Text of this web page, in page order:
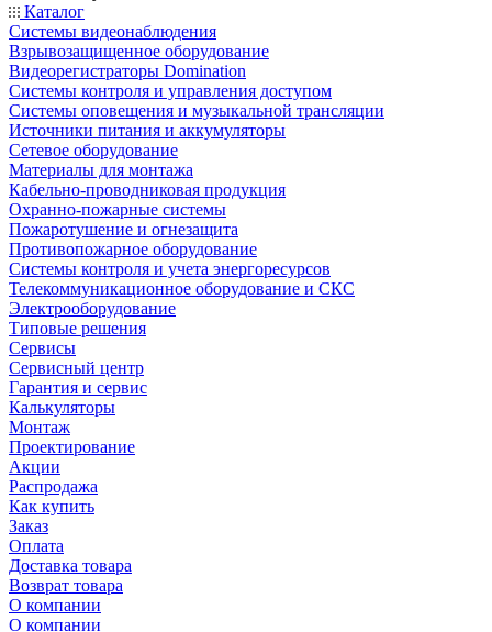
Каталог
Системы видеонаблюдения
Взрывозащищенное оборудование
Видеорегистраторы Domination
Системы контроля и управления доступом
Системы оповещения и музыкальной трансляции
Источники питания и аккумуляторы
Сетевое оборудование
Материалы для монтажа
Кабельно-проводниковая продукция
Охранно-пожарные системы
Пожаротушение и огнезащита
Противопожарное оборудование
Системы контроля и учета энергоресурсов
Телекоммуникационное оборудование и СКС
Электрооборудование
Типовые решения
Сервисы
Сервисный центр
Гарантия и сервис
Калькуляторы
Монтаж
Проектирование
Акции
Распродажа
Как купить
Заказ
Оплата
Доставка товара
Возврат товара
О компании
О компании